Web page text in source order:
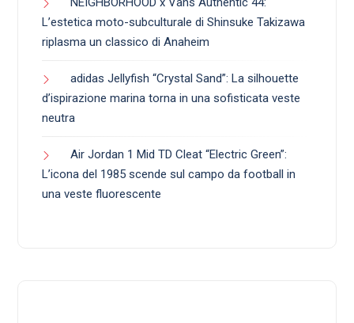
L’estetica moto-subculturale di Shinsuke Takizawa
riplasma un classico di Anaheim
adidas Jellyfish “Crystal Sand”: La silhouette
d’ispirazione marina torna in una sofisticata veste
neutra
Air Jordan 1 Mid TD Cleat “Electric Green”:
L’icona del 1985 scende sul campo da football in
una veste fluorescente